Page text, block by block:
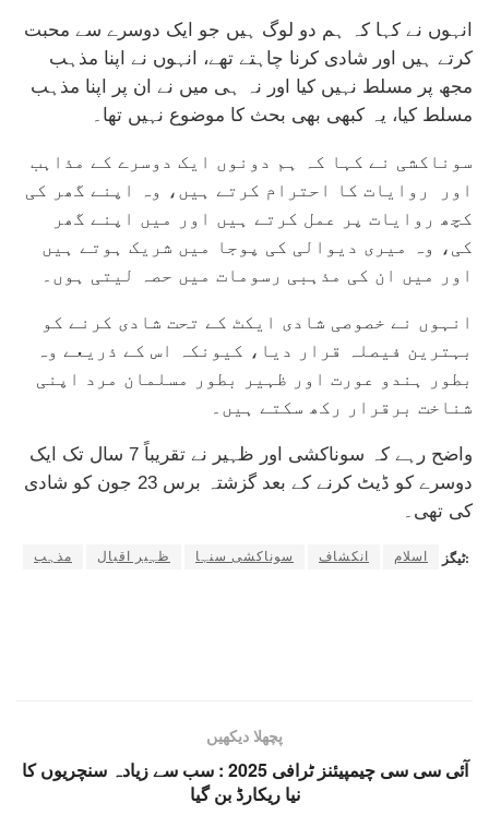
انہوں نے کہا کہ ہم دو لوگ ہیں جو ایک دوسرے سے محبت
کرتے ہیں اور شادی کرنا چاہتے تھے، انہوں نے اپنا مذہب
مجھ پر مسلط نہیں کیا اور نہ ہی میں نے ان پر اپنا مذہب
مسلط کیا، یہ کبھی بھی بحث کا موضوع نہیں تھا۔
سوناکشی نے کہا کہ ہم دونوں ایک دوسرے کے مذاہب
اور روایات کا احترام کرتے ہیں، وہ اپنے گھر کی
کچھ روایات پر عمل کرتے ہیں اور میں اپنے گھر
کی، وہ میری دیوالی کی پوجا میں شریک ہوتے ہیں
اور میں ان کی مذہبی رسومات میں حصہ لیتی ہوں۔
انہوں نے خصوصی شادی ایکٹ کے تحت شادی کرنے کو
بہترین فیصلہ قرار دیا، کیونکہ اس کے ذریعے وہ
بطور ہندو عورت اور ظہیر بطور مسلمان مرد اپنی
شناخت برقرار رکھ سکتے ہیں۔
واضح رہے کہ سوناکشی اور ظہیر نے تقریباً 7 سال تک ایک
دوسرے کو ڈیٹ کرنے کے بعد گزشتہ برس 23 جون کو شادی
کی تھی۔
ٹیگز: اسلام انکشاف سوناکشی سنہا ظہیر اقبال مذہب
پچھلا دیکھیں
آئی سی سی چیمپیئنز ٹرافی 2025 : سب سے زیادہ سنچریوں کا
نیا ریکارڈ بن گیا